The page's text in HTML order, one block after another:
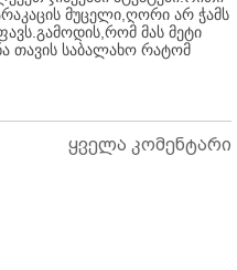
მუცელი,ღორი არ ჭამს
მას მეტი
თავის საბალახო რატომ
ყველა კომენტარი